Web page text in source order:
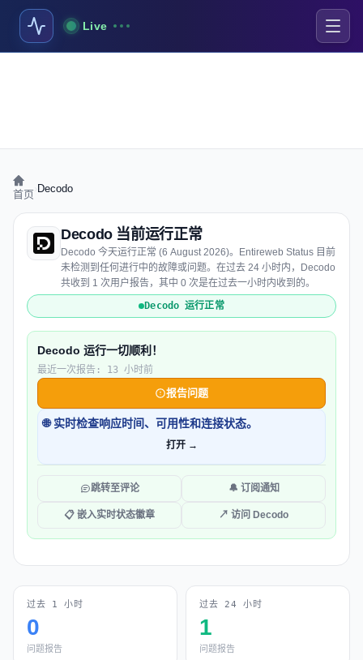
Live
首页 Decodo
Decodo 当前运行正常
Decodo 今天运行正常 (6 August 2026)。Entireweb Status 目前
未检测到任何进行中的故障或问题。在过去 24 小时内，Decodo
共收到 1 次用户报告，其中 0 次是在过去一小时内收到的。
Decodo 运行正常
Decodo 运行一切顺利！
最近一次报告: 13 小时前
报告问题
🌐 实时检查响应时间、可用性和连接状态。
打开 →
跳转至评论 🔔 订阅通知
📋 嵌入实时状态徽章 ↗ 访问 Decodo
过去 1 小时
0
问题报告
过去 24 小时
1
问题报告